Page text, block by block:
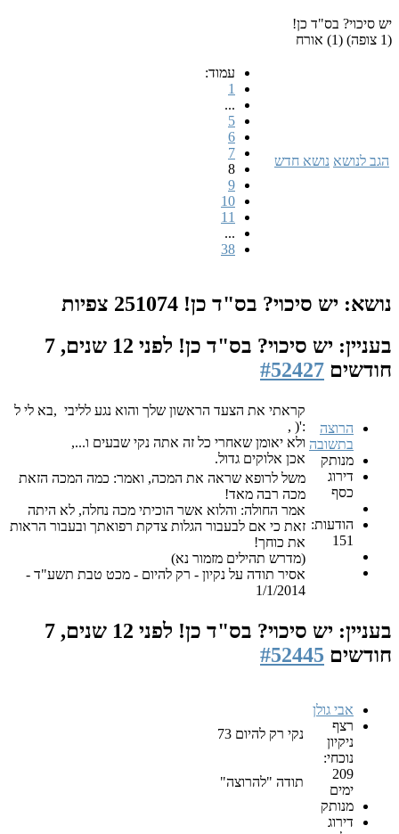
יש סיכוי? בס"ד כן!
(1 צופה) (1) אורח
הגב לנושא נושא חדש
עמוד:
1
...
5
6
7
8
9
10
11
...
38
נושא: יש סיכוי? בס"ד כן! 251074 צפיות
בעניין: יש סיכוי? בס"ד כן!
לפני 12 שנים, 7
חודשים #52427
הרוצה
בתשובה
מנותק
דירוג
כסף
הודעות:
151
קראתי את הצעד הראשון שלך והוא נגע לליבי ,בא לי ל
:'( ,
ולא יאומן שאחרי כל זה אתה נקי שבעים ו...,
אכן אלוקים גדול.
משל לרופא שראה את המכה, ואמר: כמה המכה הזאת
מכה רבה מאד!
אמר החולה: והלוא אשר הוכיתי מכה נחלה, לא היתה
זאת כי אם לבעבור הגלות צדקת רפואתך ובעבור הראות
את כוחך!
(מדרש תהילים מזמור נא)
אסיר תודה על נקיון - רק להיום - מכט טבת תשע"ד -
1/1/2014
בעניין: יש סיכוי? בס"ד כן!
לפני 12 שנים, 7
חודשים #52445
אבי גולן
רצף
ניקיון
נוכחי:
209
ימים
מנותק
דירוג
נקי רק להיום 73
תודה "להרוצה"